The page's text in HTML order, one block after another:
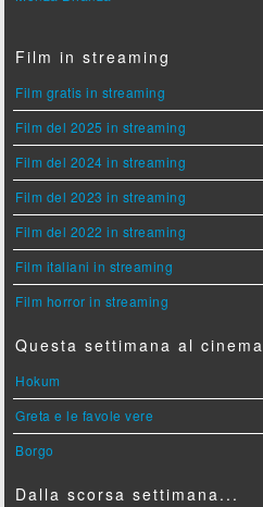
Film in streaming
Film gratis in streaming
Film del 2025 in streaming
Film del 2024 in streaming
Film del 2023 in streaming
Film del 2022 in streaming
Film italiani in streaming
Film horror in streaming
Questa settimana al cinema
Hokum
Greta e le favole vere
Borgo
Dalla scorsa settimana...